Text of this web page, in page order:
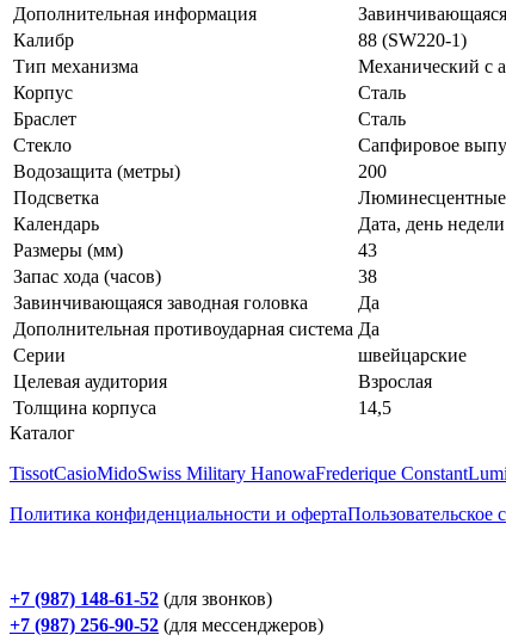
Дополнительная информация
Калибр
88 (SW220-1)
Тип механизма
Механический с
Корпус
Сталь
Браслет
Сталь
Стекло
Сапфировое
Водозащита (метры)
200
Подсветка
Люминесцентные
Календарь
Дата, день недели
Размеры (мм)
43
Запас хода (часов)
38
Завинчивающаяся заводная головка
Да
Дополнительная противоударная система Да
Серии
швейцарские
Целевая аудитория
Взрослая
Толщина корпуса
14,5
Каталог
TissotCasioMidoSwiss Military HanowaFrederique Constant
Политика конфиденциальности и офертаПользовательское
+7 (987) 148-61-52 (для звонков)
+7 (987) 256-90-52 (для мессенджеров)